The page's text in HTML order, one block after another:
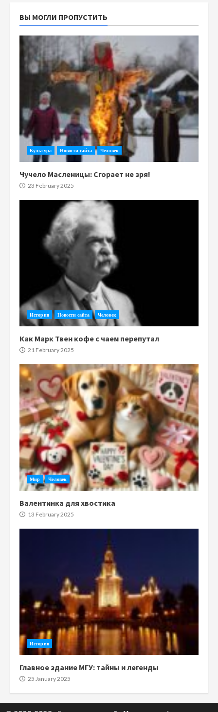
ВЫ МОГЛИ ПРОПУСТИТЬ
Культура Новости сайта Человек
Чучело Масленицы: Сгорает не зря!
23 February 2025
История Новости сайта Человек
Как Марк Твен кофе с чаем перепутал
21 February 2025
Мир Человек
Валентинка для хвостика
13 February 2025
История
Главное здание МГУ: тайны и легенды
25 January 2025